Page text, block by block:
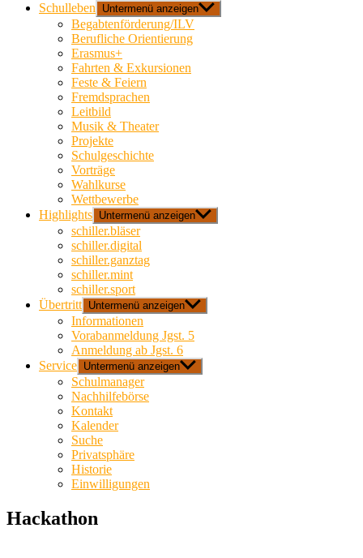
Schulleben
Untermenü anzeigen
Begabtenförderung/ILV
Berufliche Orientierung
Erasmus+
Fahrten & Exkursionen
Feste & Feiern
Fremdsprachen
Leitbild
Musik & Theater
Projekte
Schulgeschichte
Vorträge
Wahlkurse
Wettbewerbe
Highlights Untermenü anzeigen
schiller.bläser
schiller.digital
schiller.ganztag
schiller.mint
schiller.sport
Übertritt Untermenü anzeigen
Informationen
Vorabanmeldung Jgst. 5
Anmeldung ab Jgst. 6
Service Untermenü anzeigen
Schulmanager
Nachhilfebörse
Kontakt
Kalender
Suche
Privatsphäre
Historie
Einwilligungen
Hackathon